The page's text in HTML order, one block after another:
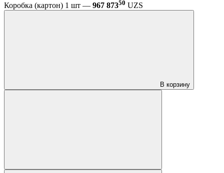
Коробка (картон) 1 шт — 967 87350 UZS
В корзину